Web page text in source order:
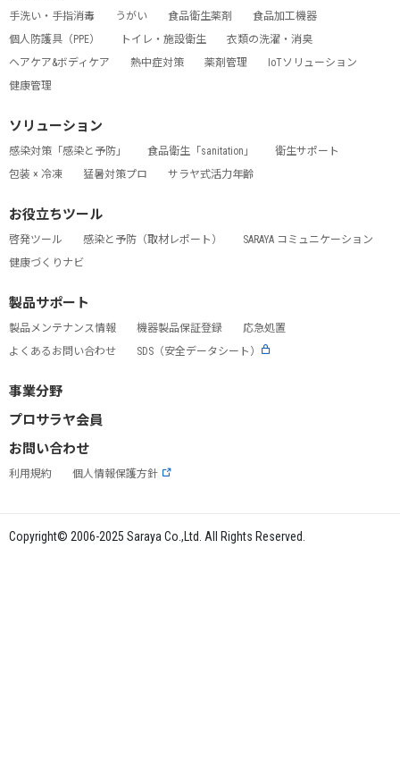
手洗い・手指消毒 うがい 食品衛生薬剤
食品加工機器
個人防護具（PPE）
トイレ・施設衛生
衣類の洗濯・消臭
ヘアケア&ボディケア
熱中症対策 薬剤管理
IoTソリューション
健康管理
ソリューション
感染対策「感染と予防」 食品衛生「sanitation」
衛生サポート
包装 × 冷凍
猛暑対策プロ サラヤ式活力年齢
お役立ちツール
啓発ツール 感染と予防（取材レポート）
SARAYA コミュニケーション
健康づくりナビ
製品サポート
製品メンテナンス情報 機器製品保証登録
応急処置
よくあるお問い合わせ
SDS（安全データシート）
事業分野
プロサラヤ会員
お問い合わせ
利用規約 個人情報保護方針
Copyright© 2006-2025 Saraya Co.,Ltd. All Rights Reserved.